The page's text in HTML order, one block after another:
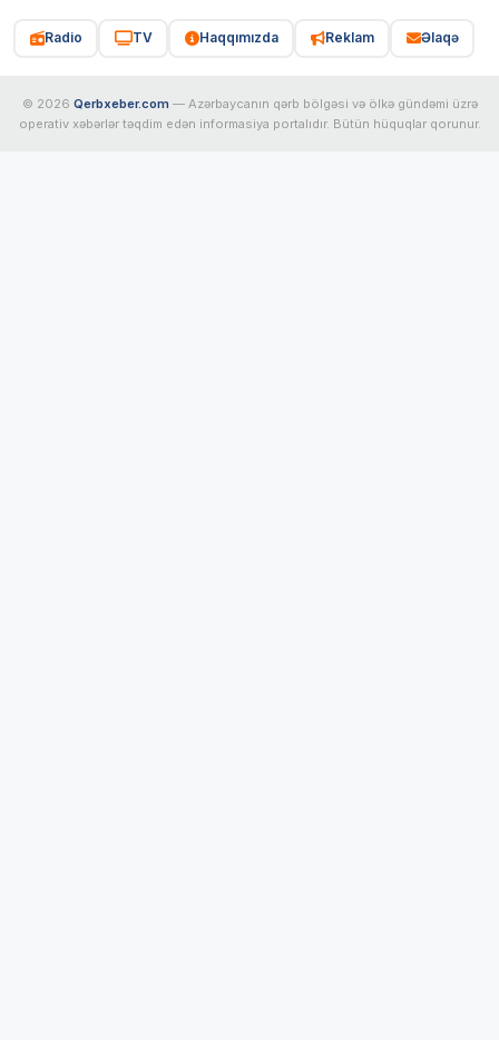
Radio TV Haqqımızda Reklam Əlaqə
© 2026 Qerbxeber.com — Azərbaycanın qərb bölgəsi və ölkə gündəmi üzrə
operativ xəbərlər təqdim edən informasiya portalıdır. Bütün hüquqlar qorunur.